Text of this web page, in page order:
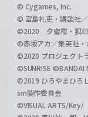
© Cygames, Inc.
© 宮島礼吏・講談社
©2020 夕蜜柑・狐印
©赤坂アカ／集英社・
©2020 プロジェクト
©SUNRISE
©2019 ひろやまひろ
sm製作委員会
©VISUAL ARTS/Key/